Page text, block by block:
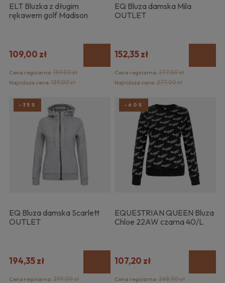
ELT Bluzka z długim
rękawem golf Madison
109,00 zł
Cena regularna: 139,00 zł
Najniższa cena: 139,00 zł
EQ Bluza damska Mila
OUTLET
152,35 zł
Cena regularna:277,00 zł
Najniższa cena:277,00 zł
EQ Bluza damska Scarlett
OUTLET
194,35 zł
Cena regularna: 299,00 zł
-35%
EQUESTRIAN QUEEN Bluza
Chloe 22AW czarna 40/L
107,20 zł
Cena regularna:268,00 zł
-60%